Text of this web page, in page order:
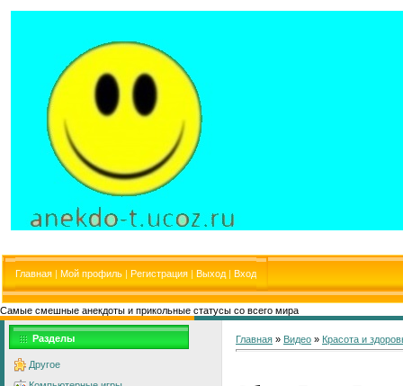
Главная | Мой профиль | Регистрация | Выход | Вход
Самые смешные анекдоты и прикольные статусы со всего мира
Разделы
Другое
Главная » Видео » Красота и